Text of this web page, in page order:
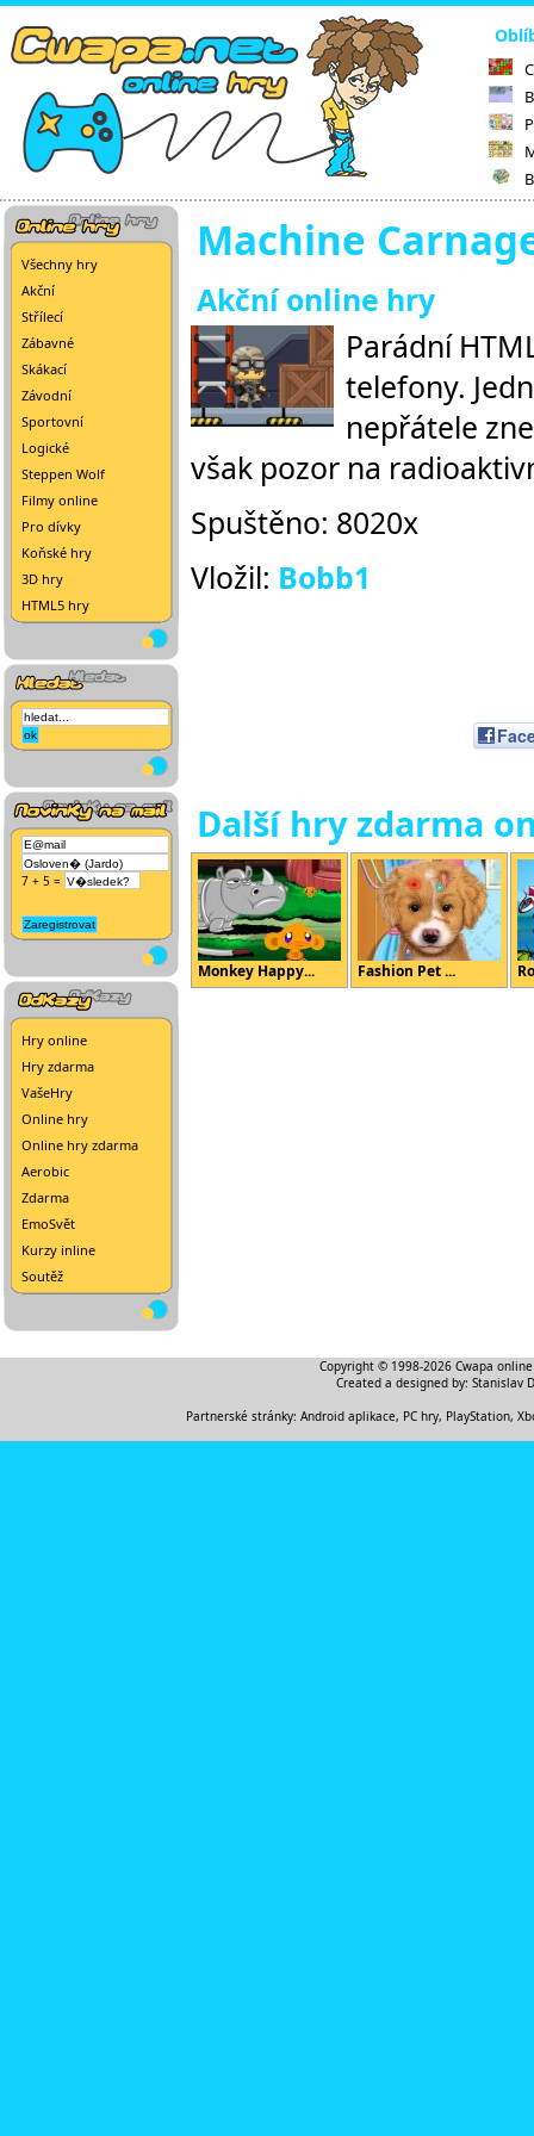
Všechny hry
Akční
Střílecí
Zábavné
Skákací
Závodní
Sportovní
Logické
Steppen Wolf
Filmy online
Pro dívky
Koňské hry
3D hry
HTML5 hry
7 + 5 =
Hry online
Hry zdarma
VašeHry
Online hry
Online hry zdarma
Aerobic
Zdarma
EmoSvět
Kurzy inline
Soutěž
Machine
Akční online hry
Parádní
telefony.
nepřátele
však pozor na
Spuštěno: 8020x
Vložil: Bobb1
Další hry zdarma
Monkey Happy... Fashion Pet ...
Copyright © 1998-2026 Cwapa
Created a designed by: Stanislav
Partnerské stránky: Android aplikace, PC hry, PlayStation,